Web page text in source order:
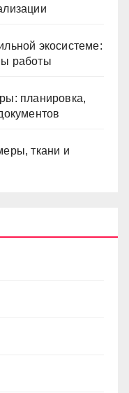
экосистеме:
работы
планировка,
ткани и